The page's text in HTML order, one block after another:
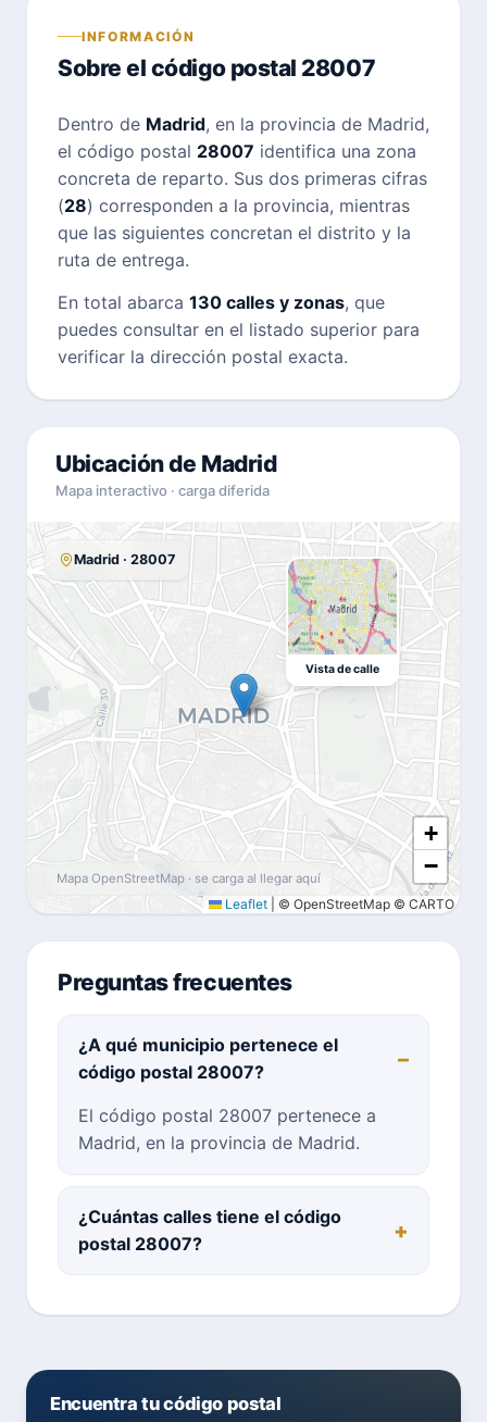
INFORMACIÓN
Sobre el código postal 28007
Dentro de Madrid, en la provincia de Madrid,
el código postal 28007 identifica una zona
concreta de reparto. Sus dos primeras cifras
(28) corresponden a la provincia, mientras
que las siguientes concretan el distrito y la
ruta de entrega.
En total abarca 130 calles y zonas, que
puedes consultar en el listado superior para
verificar la dirección postal exacta.
Ubicación de Madrid
Mapa interactivo · carga diferida
+
−
Leaflet © OpenStreetMap © CARTO
Madrid · 28007
Vista de calle
Mapa OpenStreetMap · se carga al llegar aquí
Preguntas frecuentes
¿A qué municipio pertenece el
código postal 28007?
El código postal 28007 pertenece a
Madrid, en la provincia de Madrid.
¿Cuántas calles tiene el código
postal 28007?
Encuentra tu código postal